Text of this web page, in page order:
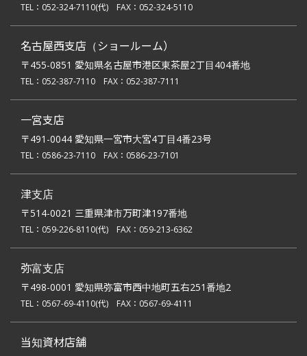
TEL： 052-324-7110(代) FAX：052-324-5110
名古屋西支店（ショールーム）
〒455-0851 愛知県名古屋市港区東茶屋2丁目404番地
TEL： 052-387-7110 FAX：052-387-7111
一宮支店
〒491-0044 愛知県一宮市大宮4丁目4番23号
TEL： 0586-23-7110 FAX：0586-23-7101
津支店
〒514-0021 三重県津市万町津197番地
TEL： 059-226-8110(代) FAX：059-213-6362
弥富支店
〒498-0001 愛知県弥富市西中地町五右251番地2
TEL： 0567-69-4110(代) FAX：0567-69-4111
当知資材店舗